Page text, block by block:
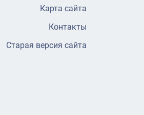
Карта сайта
Контакты
Старая версия сайта